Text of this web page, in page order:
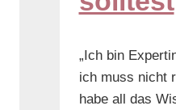
„Ich bin
ich muss nicht
habe all das